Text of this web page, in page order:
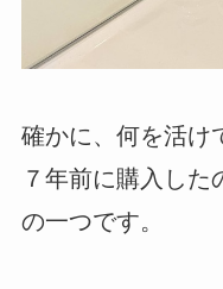
確かに、何を活
７年前に購入した
の一つです。